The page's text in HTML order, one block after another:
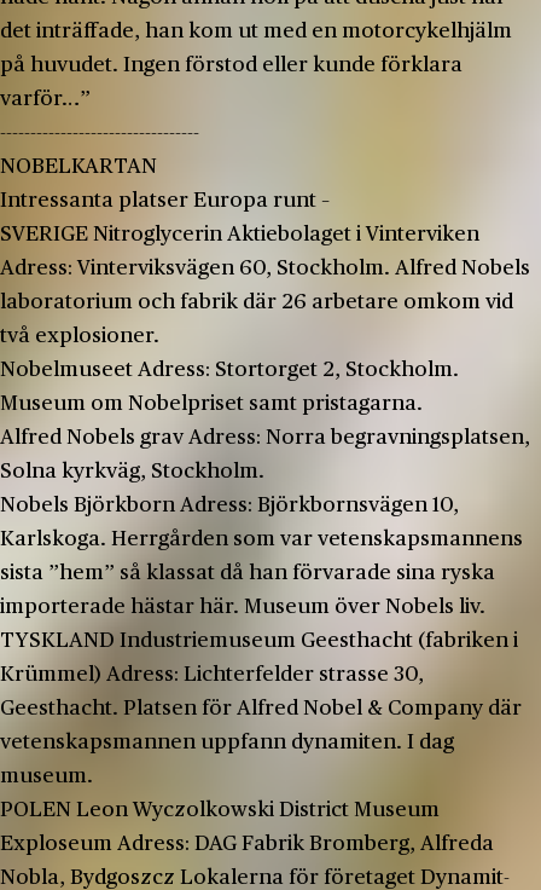
det inträffade, han kom ut med en motorcykelhjälm
på huvudet. Ingen förstod eller kunde förklara
varför…”
---------------------------------
NOBELKARTAN
Intressanta platser Europa runt –
SVERIGE Nitroglycerin Aktiebolaget i Vinterviken
Adress: Vinterviksvägen 60, Stockholm. Alfred Nobels
laboratorium och fabrik där 26 arbetare omkom vid
två explosioner.
Nobelmuseet Adress: Stortorget 2, Stockholm.
Museum om Nobelpriset samt pristagarna.
Alfred Nobels grav Adress: Norra begravningsplatsen,
Solna kyrkväg, Stockholm.
Nobels Björkborn Adress: Björkbornsvägen 10,
Karlskoga. Herrgården som var vetenskapsmannens
sista ”hem” så klassat då han förvarade sina ryska
importerade hästar här. Museum över Nobels liv.
TYSKLAND Industriemuseum Geesthacht (fabriken i
Krümmel) Adress: Lichterfelder strasse 30,
Geesthacht. Platsen för Alfred Nobel & Company där
vetenskapsmannen uppfann dynamiten. I dag
museum.
POLEN Leon Wyczolkowski District Museum
Exploseum Adress: DAG Fabrik Bromberg, Alfreda
Nobla, Bydgoszcz Lokalerna för företaget Dynamit-